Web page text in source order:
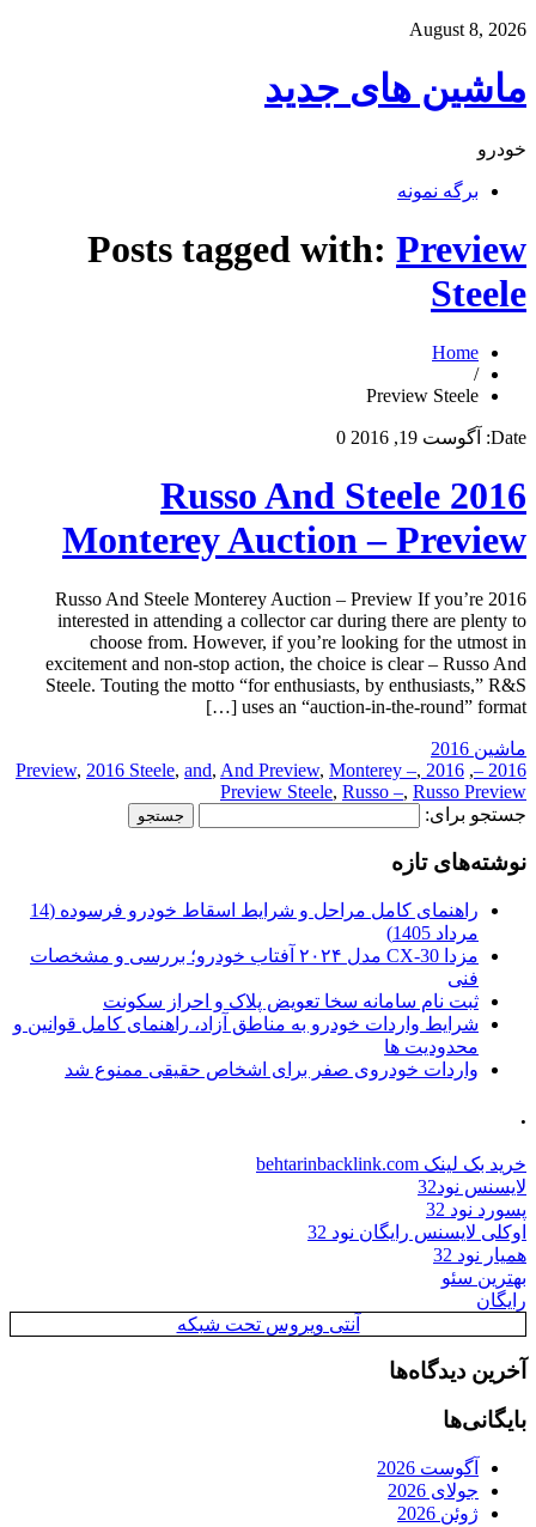
August 8, 2026
ماشین های جدید
خودرو
برگه نمونه
Posts tagged with: Preview
Steele
Home
/
Preview Steele
Date: آگوست 19, 2016 0
2016 Russo And Steele
Monterey Auction – Preview
2016 Russo And Steele Monterey Auction – Preview If you’re
interested in attending a collector car during there are plenty to
choose from. However, if you’re looking for the utmost in
excitement and non-stop action, the choice is clear – Russo And
Steele. Touting the motto “for enthusiasts, by enthusiasts,” R&S
uses an “auction-in-the-round” format […]
ماشین 2016
2016 –
,
2016 Preview
, 2016 Steele, and, And Preview, Monterey –,
Preview Steele, Russo –, Russo Preview
جستجو برای:
نوشته‌های تازه
راهنمای کامل مراحل و شرایط اسقاط خودرو فرسوده (14
مرداد 1405)
مزدا CX-30 مدل ۲۰۲۴ آفتاب خودرو؛ بررسی و مشخصات
فنی
ثبت نام سامانه سخا تعویض پلاک و احراز سکونت
شرایط واردات خودرو به مناطق آزاد، راهنمای کامل قوانین و
محدودیت ها
واردات خودروی صفر برای اشخاص حقیقی ممنوع شد
.
خرید بک لینک behtarinbacklink.com
لایسنس نود32
پسورد نود 32
اوکلی لایسنس رایگان نود 32
همیار نود 32
بهترین سئو
رایگان
آنتی ویروس تحت شبکه
آخرین دیدگاه‌ها
بایگانی‌ها
آگوست 2026
جولای 2026
ژوئن 2026